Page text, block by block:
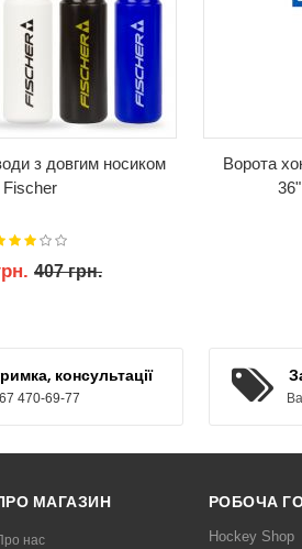
з довгим носиком
Fischer
407 грн.
Ворота
консультації
470-69-77
МАГАЗИН
нас
РОБОЧА
Hockey Shop